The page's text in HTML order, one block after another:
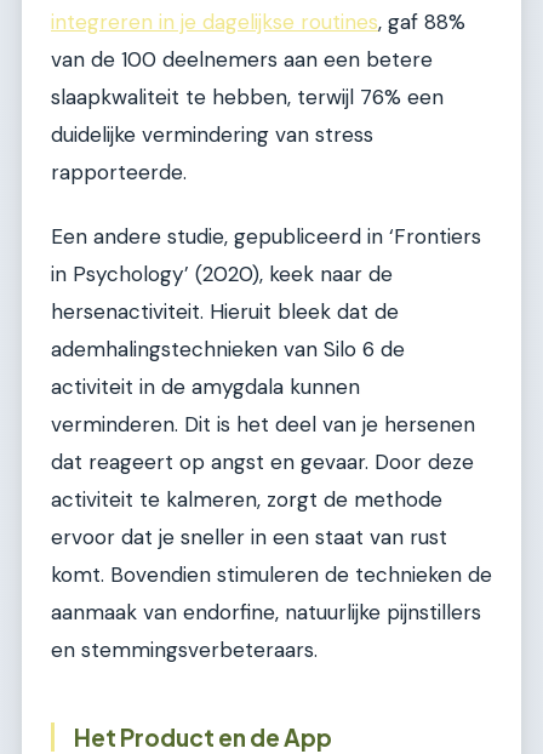
integreren in je dagelijkse routines, gaf 88%
van de 100 deelnemers aan een betere
slaapkwaliteit te hebben, terwijl 76% een
duidelijke vermindering van stress
rapporteerde.
Een andere studie, gepubliceerd in ‘Frontiers
in Psychology’ (2020), keek naar de
hersenactiviteit. Hieruit bleek dat de
ademhalingstechnieken van Silo 6 de
activiteit in de amygdala kunnen
verminderen. Dit is het deel van je hersenen
dat reageert op angst en gevaar. Door deze
activiteit te kalmeren, zorgt de methode
ervoor dat je sneller in een staat van rust
komt. Bovendien stimuleren de technieken de
aanmaak van endorfine, natuurlijke pijnstillers
en stemmingsverbeteraars.
Het Product en de App